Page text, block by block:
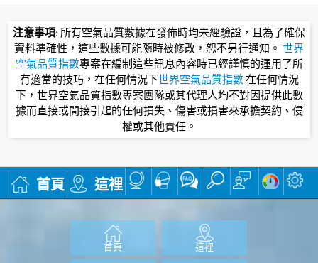
注意事項: 所有空氣品質數據在發佈時均未經驗證，且為了確保
資料準確性，這些數據可能隨時被修改，恕不另行通知。 世界
空氣品質指數專案在編制這些訊息內容時已經謹慎的運用了所
有適當的技巧，在任何情況下世界空氣品質指數在任何情況
下，世界空氣品質指數專案團隊或其代理人均不對因提供此數
據而直接或間接引起的任何損失、傷害或損害來承擔契約、侵
權或其他責任。
首頁 這裡
首頁 這裡